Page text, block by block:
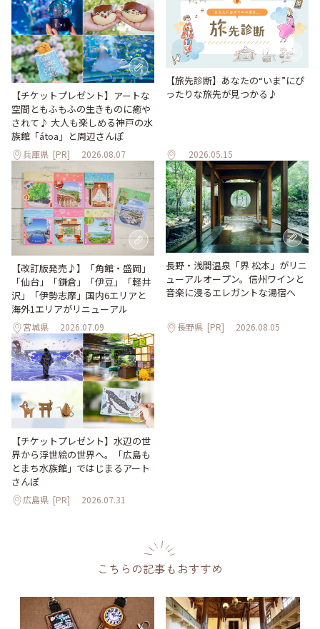
【チケットプレゼント】アートな
空間ともふもふの生きものに癒や
されて♪ 大人も楽しめる神戸の水
族館「átoa」と周辺さんぽ
兵庫県 [PR] 2026.08.07
【旅先診断】あなたの“いま”にぴ
ったりな旅先が見つかる♪
2026.05.15
【改訂版発売♪】「角館・盛岡」
「仙台」「鎌倉」「伊豆」「軽井
沢」「伊勢志摩」国内6エリアと
海外1エリアがリニューアル
宮城県 2026.07.09
長野・浅間温泉「界 松本」がリニ
ューアルオープン。信州ワインと
音楽に浸るエレガントな湯宿へ
長野県 [PR] 2026.08.05
【チケットプレゼント】水辺の世
界から浮世絵の世界へ。「広島も
とまち水族館」ではじまるアート
さんぽ
広島県 [PR] 2026.07.31
こちらの記事もおすすめ